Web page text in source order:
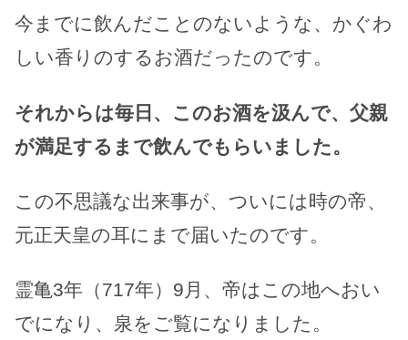
今までに飲んだことのないような、かぐわ
しい香りのするお酒だったのです。
それからは毎日、このお酒を汲んで、父親
が満足するまで飲んでもらいました。
この不思議な出来事が、ついには時の帝、
元正天皇の耳にまで届いたのです。
霊亀3年（717年）9月、帝はこの地へおい
でになり、泉をご覧になりました。